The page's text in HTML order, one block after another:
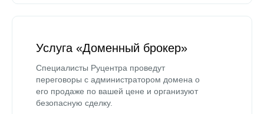
Услуга «Доменный брокер»
Специалисты Руцентра проведут
переговоры с администратором домена о
его продаже по вашей цене и организуют
безопасную сделку.